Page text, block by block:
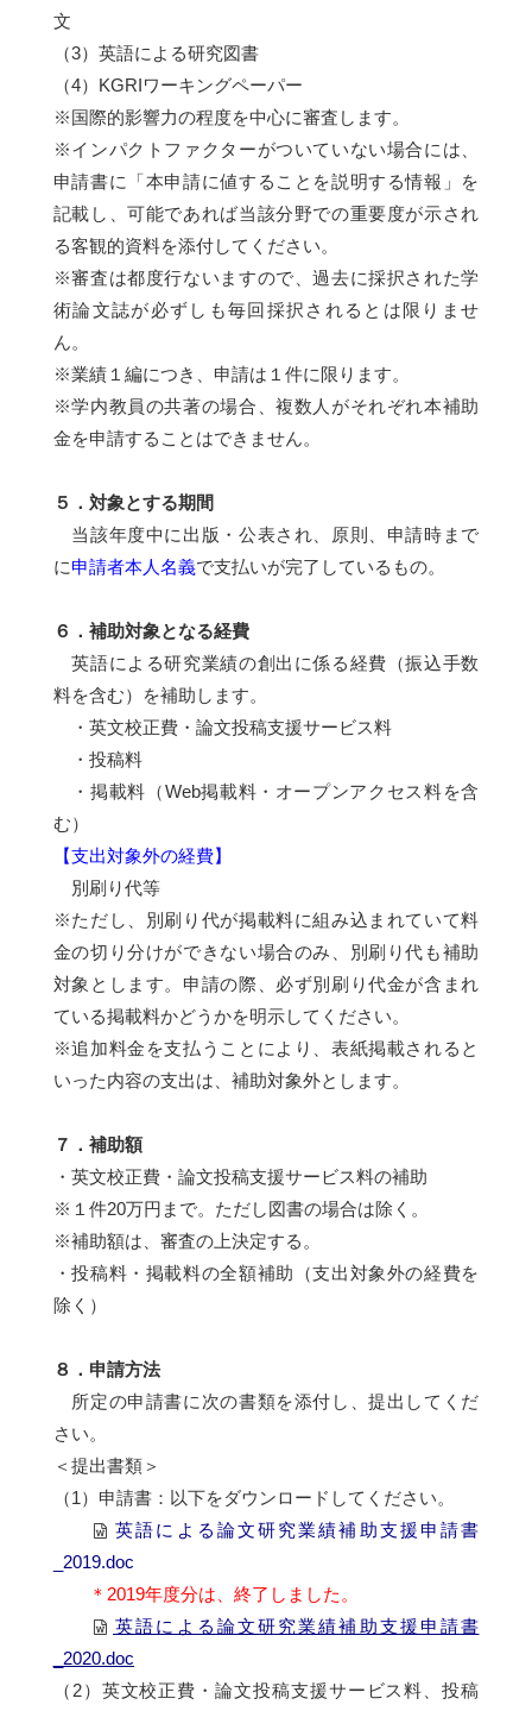
文
（3）英語による研究図書
（4）KGRIワーキングペーパー
※国際的影響力の程度を中心に審査します。
※インパクトファクターがついていない場合には、
申請書に「本申請に値することを説明する情報」を
記載し、可能であれば当該分野での重要度が示され
る客観的資料を添付してください。
※審査は都度行ないますので、過去に採択された学
術論文誌が必ずしも毎回採択されるとは限りませ
ん。
※業績１編につき、申請は１件に限ります。
※学内教員の共著の場合、複数人がそれぞれ本補助
金を申請することはできません。
５．対象とする期間
当該年度中に出版・公表され、原則、申請時まで
に申請者本人名義で支払いが完了しているもの。
６．補助対象となる経費
英語による研究業績の創出に係る経費（振込手数
料を含む）を補助します。
・英文校正費・論文投稿支援サービス料
・投稿料
・掲載料（Web掲載料・オープンアクセス料を含
む）
【支出対象外の経費】
別刷り代等
※ただし、別刷り代が掲載料に組み込まれていて料
金の切り分けができない場合のみ、別刷り代も補助
対象とします。申請の際、必ず別刷り代金が含まれ
ている掲載料かどうかを明示してください。
※追加料金を支払うことにより、表紙掲載されると
いった内容の支出は、補助対象外とします。
７．補助額
・英文校正費・論文投稿支援サービス料の補助
※１件20万円まで。ただし図書の場合は除く。
※補助額は、審査の上決定する。
・投稿料・掲載料の全額補助（支出対象外の経費を
除く）
８．申請方法
所定の申請書に次の書類を添付し、提出してくだ
さい。
＜提出書類＞
（1）申請書：以下をダウンロードしてください。
英語による論文研究業績補助支援申請書
_2019.doc
＊2019年度分は、終了しました。
英語による論文研究業績補助支援申請書
_2020.doc
（2）英文校正費・論文投稿支援サービス料、投稿